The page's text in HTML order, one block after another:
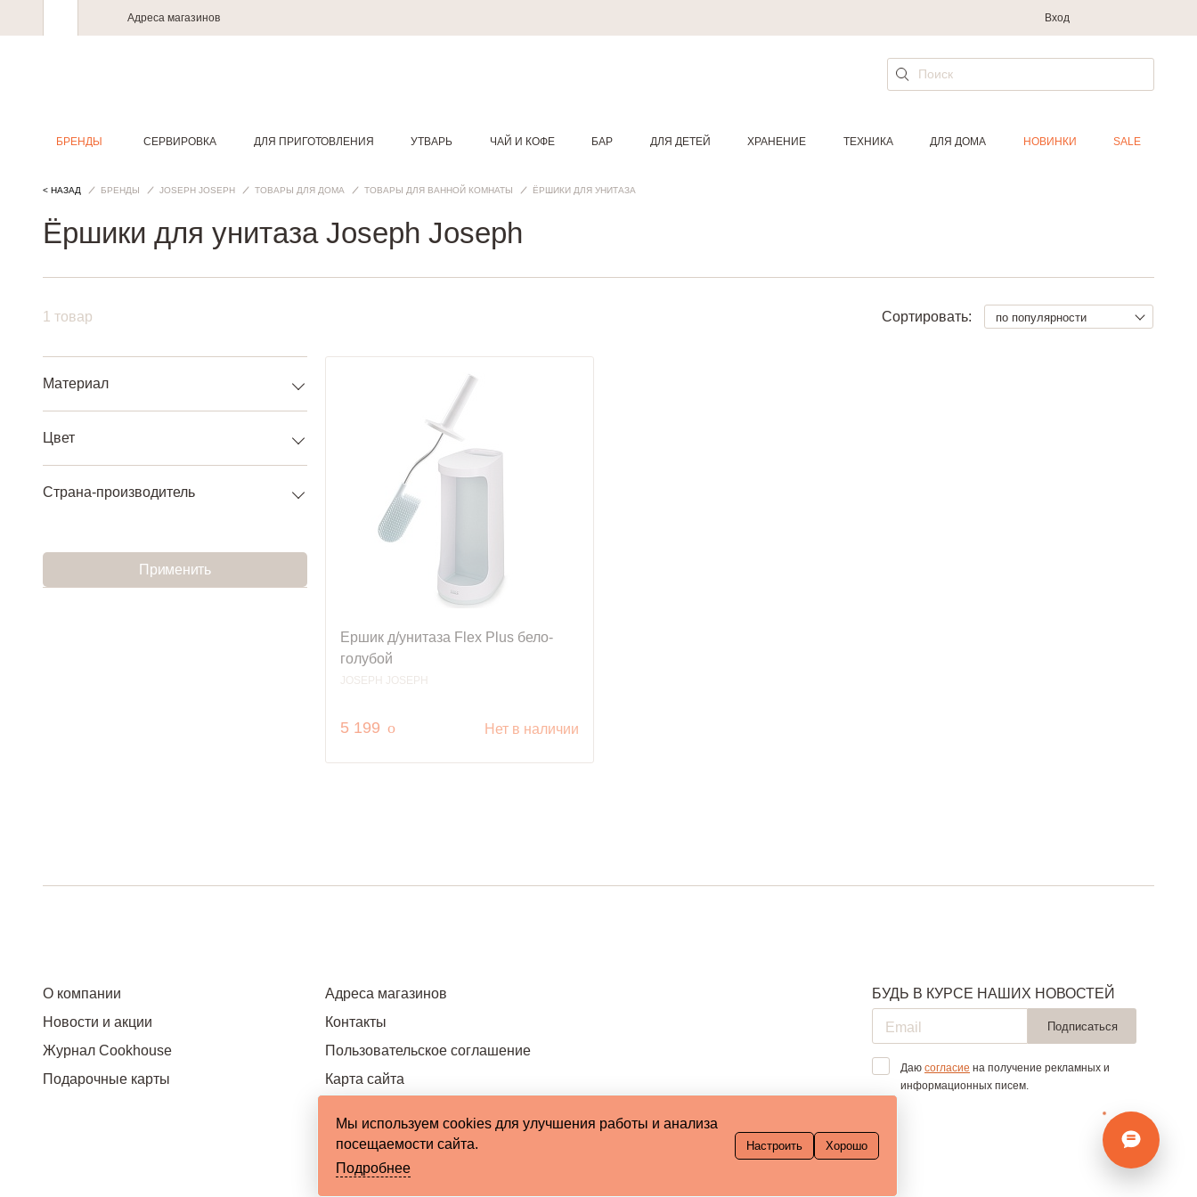
Адреса магазинов Вход
БРЕНДЫ СЕРВИРОВКА ДЛЯ ПРИГОТОВЛЕНИЯ УТВАРЬ ЧАЙ И КОФЕ БАР ДЛЯ ДЕТЕЙ ХРАНЕНИЕ ТЕХНИКА ДЛЯ ДОМА НОВИНКИ SALE
< НАЗАД БРЕНДЫ JOSEPH JOSEPH ТОВАРЫ ДЛЯ ДОМА ТОВАРЫ ДЛЯ ВАННОЙ КОМНАТЫ ЁРШИКИ ДЛЯ УНИТАЗА
Ёршики для унитаза Joseph Joseph
1 товар Сортировать: по популярности
Материал
Цвет
Страна-производитель
Применить
Ершик д/унитаза Flex Plus бело-
голубой
JOSEPH JOSEPH
5 199 руб.
o Нет в наличии
О компании
Новости и акции
Журнал Cookhouse
Подарочные карты
Адреса магазинов
Контакты
Пользовательское соглашение
Карта сайта
БУДЬ В КУРСЕ НАШИХ НОВОСТЕЙ
Подписаться
Даюсогласие на получение рекламных и
информационных писем.
Мы используем cookies для улучшения работы и анализа
посещаемости сайта.
Подробнее
Настроить Хорошо